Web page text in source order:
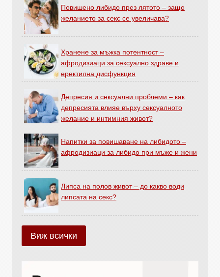
Повишено либидо през лятото – защо
желанието за секс се увеличава?
Хранене за мъжка потентност –
афродизиаци за сексуално здраве и
еректилна дисфункция
Депресия и сексуални проблеми – как
депресията влияе върху сексуалното
желание и интимния живот?
Напитки за повишаване на либидото –
афродизиаци за либидо при мъже и жени
Липса на полов живот – до какво води
липсата на секс?
Виж всички